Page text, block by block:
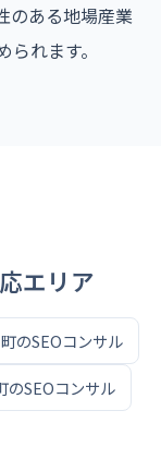
のある地場産業
れます。
エリア
のSEOコンサル
のSEOコンサル